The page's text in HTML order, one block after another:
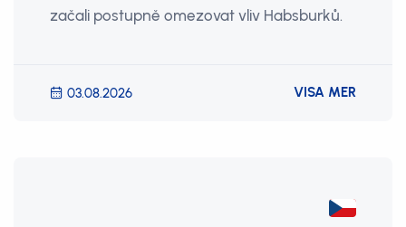
začali postupně omezovat vliv Habsburků.
03.08.2026 VISA MER